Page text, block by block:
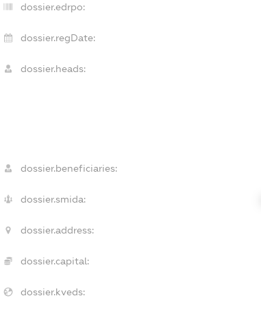
dossier.edrpo:
dossier.regDate:
dossier.heads:
dossier.beneficiaries:
dossier.smida:
dossier.address:
dossier.capital:
dossier.kveds: